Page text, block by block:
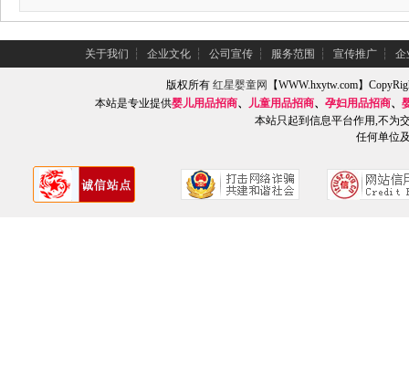
关于我们 ┆ 企业文化 ┆ 公司宣传 ┆ 服务范围 ┆ 宣传推广 ┆ 企
版权所有红星婴童网
【WWW.hxytw.com】
本站是专业提供婴儿用品招商、 儿童用品招商、 孕妇用品招商、
本站只起到信息平台作用,不为
任何单位